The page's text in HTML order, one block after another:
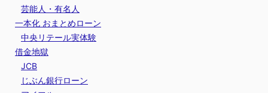
芸能人・有名人
一本化 おまとめローン
中央リテール実体験
借金地獄
JCB
じぶん銀行ローン